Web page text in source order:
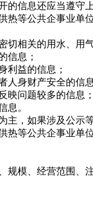
信息还应当遵守上
公共企事业单位
相关的用水、用气
息；
益的信息；
身财产安全的信息
问题较多的信息；
。
，如果涉及公示等
公共企事业单位
模、经营范围、注